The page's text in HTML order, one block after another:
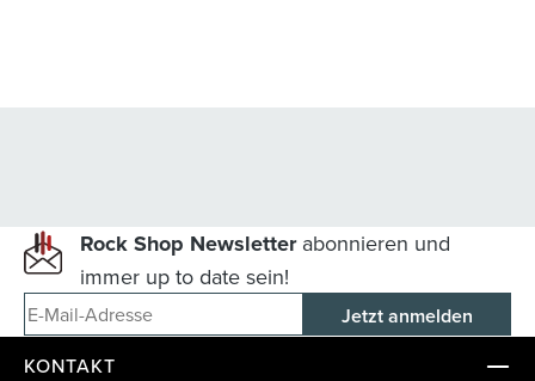
Rock Shop Newsletterabonnieren und
immer up to date sein!
E-Mail-Adresse
KONTAKT